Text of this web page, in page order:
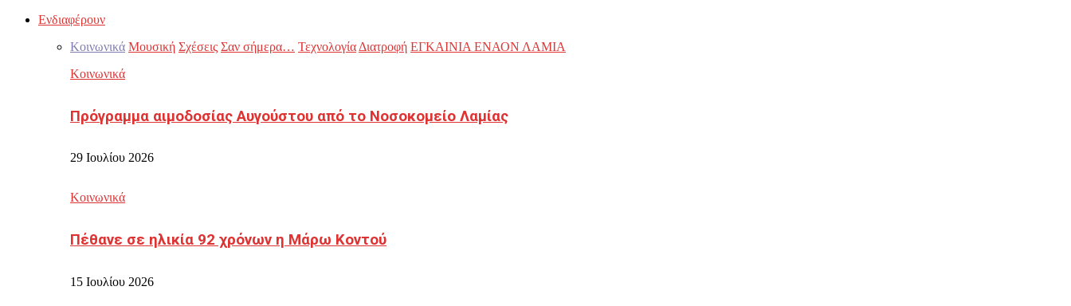
Ενδιαφέρουν
Κοινωνικά Μουσική Σχέσεις Σαν σήμερα… Τεχνολογία Διατροφή ΕΓΚΑΙΝΙΑ ΕΝΑΟΝ ΛΑΜΙΑ
Κοινωνικά
Πρόγραμμα αιμοδοσίας Αυγούστου από το Νοσοκομείο Λαμίας
29 Ιουλίου 2026
Κοινωνικά
Πέθανε σε ηλικία 92 χρόνων η Μάρω Κοντού
15 Ιουλίου 2026